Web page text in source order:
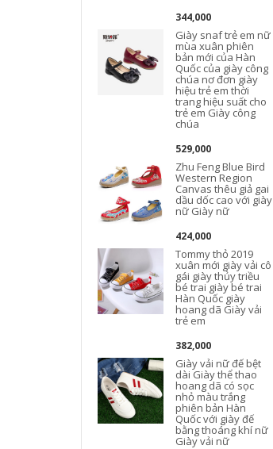
344,000
Giày snaf trẻ em nữ
mùa xuân phiên
bản mới của Hàn
Quốc của giày công
chúa nơ đơn giày
hiệu trẻ em thời
trang hiệu suất cho
trẻ em Giày công
chúa
529,000
Zhu Feng Blue Bird
Western Region
Canvas thêu giả gai
dầu dốc cao với giày
nữ Giày nữ
424,000
Tommy thỏ 2019
xuân mới giày vải cô
gái giày thủy triều
bé trai giày bé trai
Hàn Quốc giày
hoang dã Giày vải
trẻ em
382,000
Giày vải nữ đế bệt
dài Giày thể thao
hoang dã có sọc
nhỏ màu trắng
phiên bản Hàn
Quốc với giày đế
bằng thoáng khí nữ
Giày vải nữ